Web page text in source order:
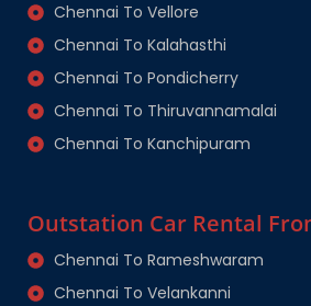
Chennai To Vellore
Chennai To Kalahasthi
Chennai To Pondicherry
Chennai To Thiruvannamalai
Chennai To Kanchipuram
Outstation Car Rental
Chennai To Rameshwaram
Chennai To Velankanni